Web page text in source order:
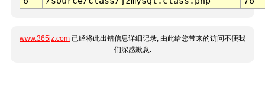
www.365jz.com 已经将此出错信息详细记录, 由此给您带来的访问不便我
们深感歉意.